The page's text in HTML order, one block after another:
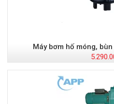
Máy bơm hố móng,